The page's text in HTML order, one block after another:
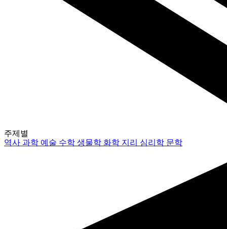
주제별
역사과학 예술 수학생물학 화학 지리 심리학 문학